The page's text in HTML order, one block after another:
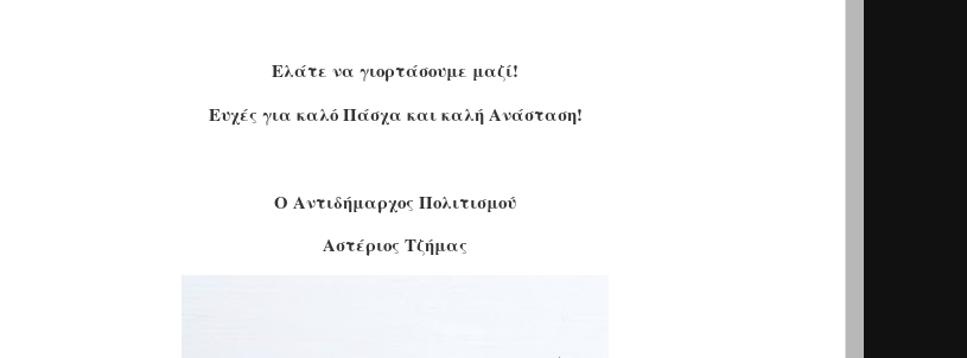
Ελάτε να γιορτάσουμε μαζί!
Ευχές για καλό Πάσχα και καλή Ανάσταση!
Ο Αντιδήμαρχος Πολιτισμού
Αστέριος Τζήμας